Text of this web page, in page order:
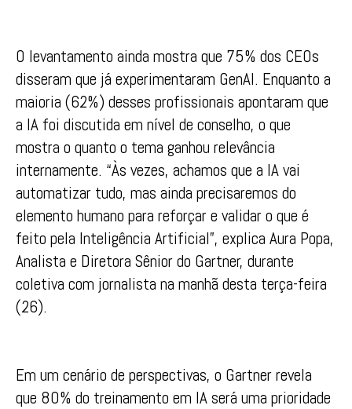
O levantamento ainda mostra que 75% dos CEOs
disseram que já experimentaram GenAI. Enquanto a
maioria (62%) desses profissionais apontaram que
a IA foi discutida em nível de conselho, o que
mostra o quanto o tema ganhou relevância
internamente. “Às vezes, achamos que a IA vai
automatizar tudo, mas ainda precisaremos do
elemento humano para reforçar e validar o que é
feito pela Inteligência Artificial”, explica Aura Popa,
Analista e Diretora Sênior do Gartner, durante
coletiva com jornalista na manhã desta terça-feira
(26).
Em um cenário de perspectivas, o Gartner revela
que 80% do treinamento em IA será uma prioridade